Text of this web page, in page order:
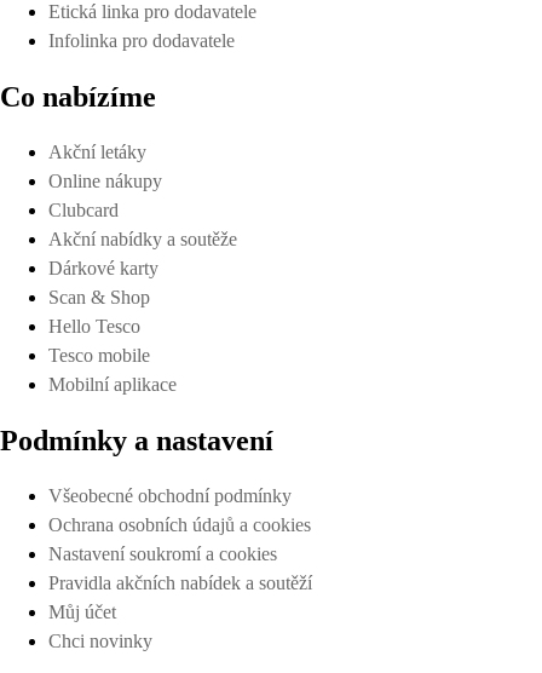
Etická linka pro dodavatele
Infolinka pro dodavatele
Co nabízíme
Akční letáky
Online nákupy
Clubcard
Akční nabídky a soutěže
Dárkové karty
Scan & Shop
Hello Tesco
Tesco mobile
Mobilní aplikace
Podmínky a nastavení
Všeobecné obchodní podmínky
Ochrana osobních údajů a cookies
Nastavení soukromí a cookies
Pravidla akčních nabídek a soutěží
Můj účet
Chci novinky